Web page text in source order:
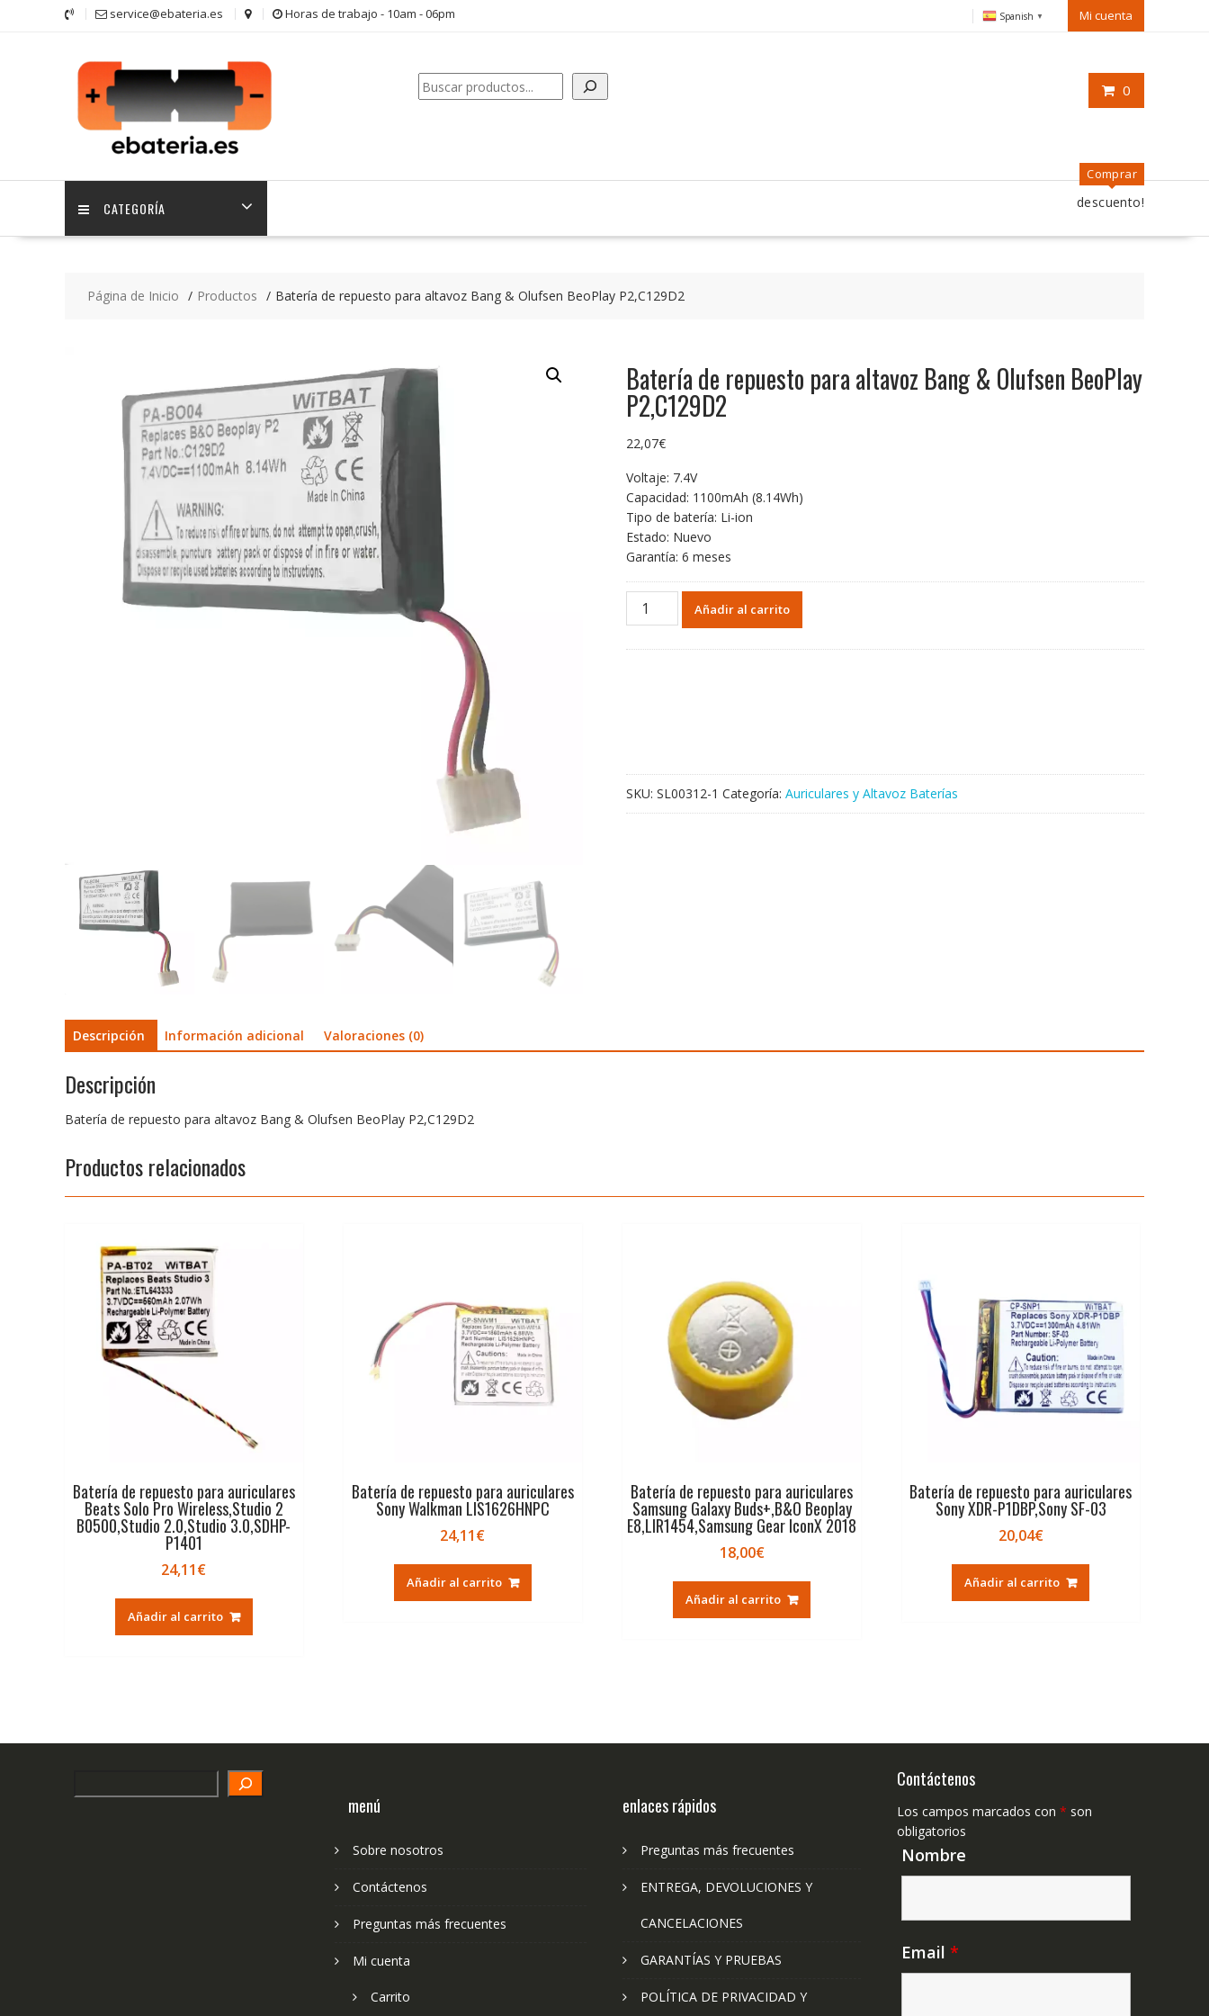
service@ebateria.es Horas de trabajo - 10am - 06pm Spanish ▼ Mi cuenta
0
Buscar
CATEGORÍA
Comprar
descuento!
Página de Inicio Productos Batería de repuesto para altavoz Bang & Olufsen BeoPlay P2,C129D2
Batería de repuesto para altavoz Bang & Olufsen BeoPlay
P2,C129D2
22,07€
Voltaje: 7.4V
Capacidad: 1100mAh (8.14Wh)
Tipo de batería: Li-ion
Estado: Nuevo
Garantía: 6 meses
Batería
P2,C129D2
cantidad
Añadir al carrito
SKU: SL00312-1 Categoría: Auriculares y Altavoz Baterías
Descripción Información adicional Valoraciones (0)
Descripción
Batería de repuesto para altavoz Bang & Olufsen BeoPlay P2,C129D2
Productos relacionados
Batería de repuesto para auriculares
Beats Solo Pro Wireless,Studio 2
B0500,Studio 2.0,Studio 3.0,SDHP-
P1401
24,11€
Añadir al carrito
Batería de repuesto para auriculares
Sony Walkman LIS1626HNPC
24,11€
Añadir al carrito
Batería de repuesto para auriculares
Samsung Galaxy Buds+,B&O Beoplay
E8,LIR1454,Samsung Gear IconX 2018
18,00€
Añadir al carrito
Batería de repuesto para auriculares
Sony XDR-P1DBP,Sony SF-03
20,04€
Añadir al carrito
menú
Sobre nosotros
Contáctenos
Preguntas más frecuentes
Mi cuenta
Carrito
enlaces rápidos
Preguntas más frecuentes
ENTREGA, DEVOLUCIONES Y
CANCELACIONES
GARANTÍAS Y PRUEBAS
POLÍTICA DE PRIVACIDAD Y
Contáctenos
Los campos marcados con * son
obligatorios
Nombre
Email *